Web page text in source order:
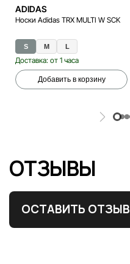
ADIDAS
Носки Adidas TRX MULTI W SCK
S M L
Доставка: от 1 часа
Добавить в корзину
ОТЗЫВЫ
ОСТАВИТЬ ОТЗЫВ